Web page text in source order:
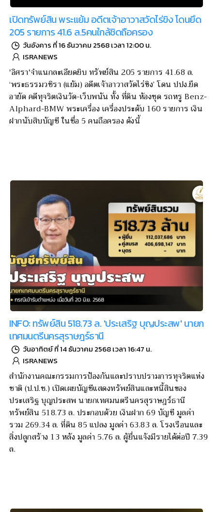
เปิดทรัพย์สิน พระแย้ม อดีตเจ้าอาวาสวัดไร่ขิง โดนยึด
205 รายการ 41.6 ล.5คนใกล้ชิดถือครอง
วันอังคาร ที่ 16 ธันวาคม 2568 เวลา 12:00 น.
ISRANEWS
'อิศรา'จำแนกละเอียดยิบ ทรัพย์สิน 205 รายการ 41.68 ล.
‘พระธรรมวชิรา (แย้ม) อดีตเจ้าอาวาสวัดไร่ขิง’ โดน ปปง.ยึด
อายัด คดีทุจริตเงินวัด-เว็บพนัน ทั้ง ที่ดิน ห้องชุด รถหรู Benz-
Alphard-BMW พระเครื่อง เครื่องประดับ 160 รายการ เงิน
ฝากนับสิบบัญชี ในชื่อ 5 คนถือครอง ดังนี้
INFO: ทรัพย์สิน 518.73 ล. 'ประเสริฐ บุญประสพ' นายก
เทศมนตรีนครสุราษฎร์ธานี
วันอาทิตย์ ที่ 14 ธันวาคม 2568 เวลา 16:47 น.
ISRANEWS
สำนักงานคณะกรรมการป้องกันและปราบปรามการทุจริตแห่ง
ชาติ (ป.ป.ช.) เปิดเผยบัญชีแสดงทรัพย์สินและหนี้สินของ
ประเสริฐ บุญประสพ นายกเทศมนตรีนครสุราษฎร์ธานี
ทรัพย์สิน 518.73 ล. ประกอบด้วย เงินฝาก 69 บัญชี มูลค่า
รวม 269.34 ล. ที่ดิน 85 แปลง มูลค่า 63.83 ล. โรงเรือนและ
สิ่งปลูกสร้าง 13 หลัง มูลค่า 5.76 ล. ผู้ยื่นแจ้งมีรายได้ต่อปี 7.39
ล.